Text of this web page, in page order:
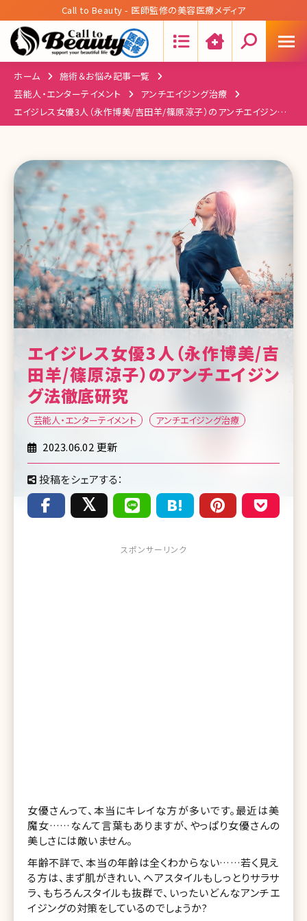
Call to Beauty - 医師監修の美容医療メディア
ホーム
施術＆お悩み記事一覧
芸能人・エンターテイメント
アンチエイジング治療
エイジレス女優3人（永作博美/吉田羊/篠原涼子）のアンチエイジング
法徹底研究
エイジレス女優3人（永作博美/吉
田羊/篠原涼子）のアンチエイジン
グ法徹底研究
芸能人・エンターテイメント アンチエイジング治療
2023.06.02 更新
投稿をシェアする：
スポンサーリンク
女優さんって、本当にキレイな方が多いです。最近は美
魔女……なんて言葉もありますが、やっぱり女優さんの
美しさには敵いません。
年齢不詳で、本当の年齢は全くわからない……若く見え
る方は、まず肌がきれい、ヘアスタイルもしっとりサラサ
ラ、もちろんスタイルも抜群で、いったいどんなアンチエ
イジングの対策をしているのでしょうか?